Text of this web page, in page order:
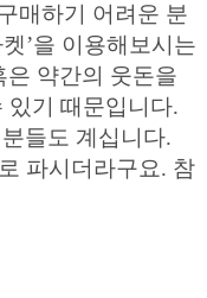
매하기 어려운 분
’을 이용해보시는
은 약간의 웃돈을
있기 때문입니다.
들도 계십니다.
파시더라구요. 참